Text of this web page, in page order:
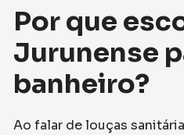
Por que
Jurunense
banheiro?
Ao falar de louças